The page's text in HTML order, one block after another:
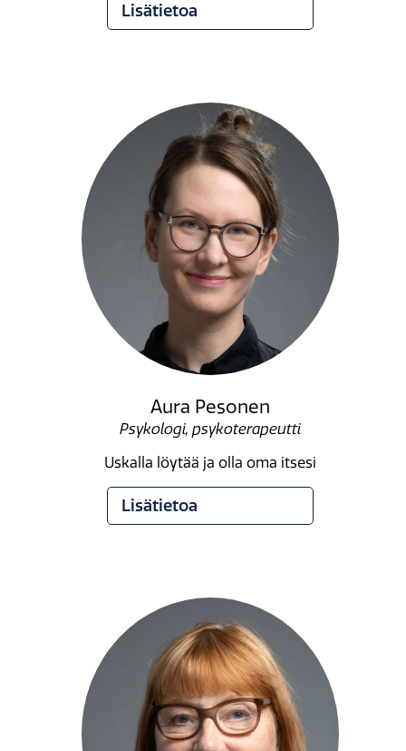
Lisätietoa
Aura Pesonen
Psykologi, psykoterapeutti
Uskalla löytää ja olla oma itsesi
Lisätietoa